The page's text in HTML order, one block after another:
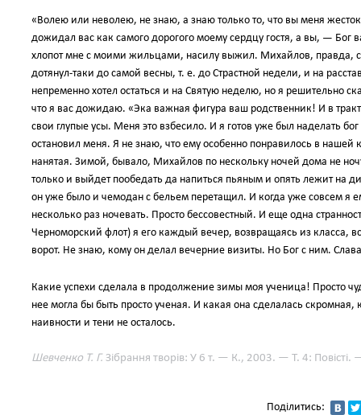
«Волею или неволею, не знаю, а знаю только то, что вы меня
дожидал вас как самого дорогого моему сердцу гостя, а вы, —
хлопот мне с моими жильцами, насилу выжил. Михайлов, правда,
дотянул-таки до самой весны, т. е. до Страстной недели, и на
непременно хотел остаться и на Святую неделю, но я решительно
что я вас дожидаю. «Эка важная фигура ваш родственник! И в
свои глупые усы. Меня это взбесило. И я готов уже был наделать
остановил меня. Я не знаю, что ему особенно понравилось в нашей
нанятая. Зимой, бывало, Михайлов по нескольку ночей дома не
только и выйдет пообедать да напиться пьяным и опять лежит на
он уже было и чемодан с бельем перетащил. И когда уже совсем я
несколько раз ночевать. Просто бессовестный. И еще одна
Черноморский флот) я его каждый вечер, возвращаясь из класса,
ворот. Не знаю, кому он делал вечерние визиты. Но Бог с ним.
Какие успехи сделала в продолжение зимы моя ученица! Просто
нее могла бы быть просто ученая. И какая она сделалась скромная,
наивности и тени не осталось.
Шевченко Т. Г. Зібрання творів: У 6 т. — К., 2003. — Т. 4:
Поділитись: